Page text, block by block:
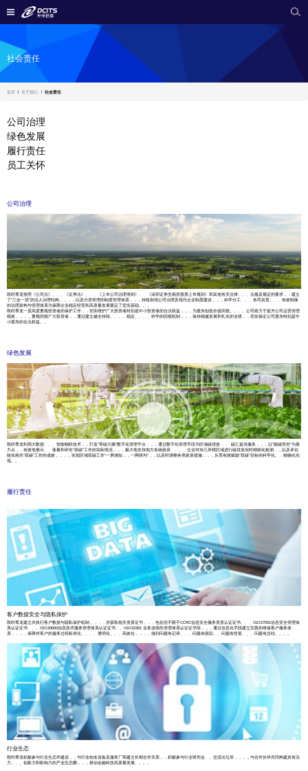
社会责任
首页 关于我们 社会责任
公司治理
绿色发展
履行责任
员工关怀
公司治理
凯时尊龙按照《公司法》、、、《证券法》、、、《上市公司治理准则》、、《深圳证券交易所股票上市规则》和其他有关法律、、、法规及规定的要求，，建立
了“三会一层”的法人治理结构，，，，以及分层管理的制度管理体系，，，持续加强公司治理及现代企业制度建设，，，科学分工、、、各司其责、、、有效制衡
的治理架构与管理体系为保障企业稳定经营和高质量发展奠定了坚实基础。。。
凯时尊龙一直高度重视投资者的保护工作，，切实维护广大投资者特别是中小投资者的合法权益，，，为股东创造价值回报。。。。公司致力于提升公司运营管理
绩效，，，，重视回报广大投资者，，通过建立健全持续、、、、稳定、、、、科学的回报机制，，，保持稳健发展和扎实的业绩，，切实保证公司股东特别是中
小股东的合法权益。。
绿色发展
凯时尊龙利用大数据、、、智能物联技术，，打造“零碳大脑”数字化管理平台，，，通过数字化管理手段为区域碳排放 、、 碳汇提供服务，，，以“能碳管控”为着
力点，，有效地展示、、衡量和评价“双碳”工作的实际情况，，，极大地支持地方各级政府、、、、企业对自己所辖区域进行碳排放实时精细化检测，，以及评估
核实相关“双碳”工作的成效，，，，实现区域双碳工作“一屏感知，，一网研判”，，以及时调整各类政策措施，，，从而有效赋能“双碳”目标的科学化、、精确化实
现。。
履行责任
客户数据安全与隐私保护
凯时尊龙建立并执行客户数据与隐私保护机制，，，，并获取相关资质证书，，，包括但不限于CCRC信息安全服务资质认证证书、、、ISO27001信息安全管理体
系认证证书、、、ISO20000信息技术服务管理体系认证证书、、ISO22301 业务连续性管理体系认证证书等，，，通过信息化手段建立完善的维保客户服务体
系，，，，保障对客户的服务过程标准化、、、、透明化、、、高效化，，，，做到问题有记录、、、问题有跟踪、、问题有答复、、、问题有总结。。。。
行业生态
凯时尊龙积极参与行业生态环建设，，与行业知名设备及服务厂商建立长期合作关系，，积极参与行业研究会、、交流论坛等，，，，与合作伙伴共同构建具有活
力、、、创新力和影响力的产业生态圈，，，推动金融科技高质量发展。。。。